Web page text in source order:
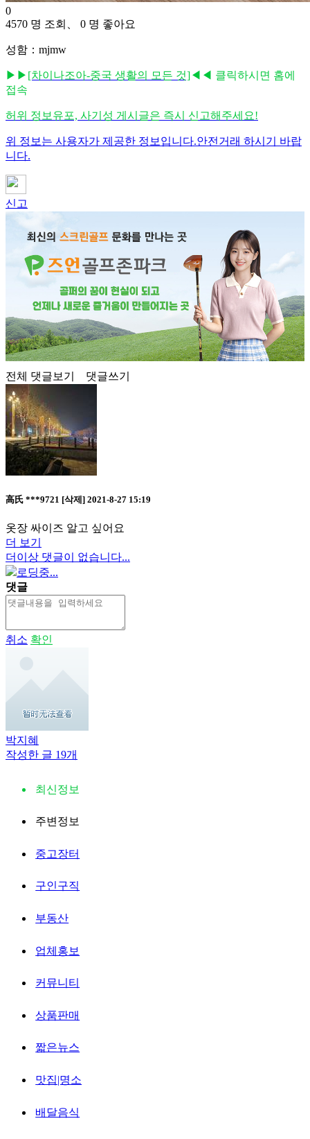
0
4570 명 조회、 0 명 좋아요
성함：mjmw
▶▶ [차이나조아-중국 생활의 모든 것]◀◀ 클릭하시면 홈에
접속
허위 정보유포, 사기성 게시글은 즉시 신고해주세요!
위 정보는 사용자가 제공한 정보입니다.안전거래 하시기 바랍
니다.
신고
전체 댓글보기 댓글쓰기
高氏 ***9721 [삭제] 2021-8-27 15:19
옷장 싸이즈 알고 싶어요
더 보기
더이상 댓글이 없습니다...
로딩중...
댓글
취소 확인
박지혜
작성한 글 19개
최신정보
주변정보
중고장터
구인구직
부동산
업체홍보
커뮤니티
상품판매
짧은뉴스
맛집|명소
배달음식